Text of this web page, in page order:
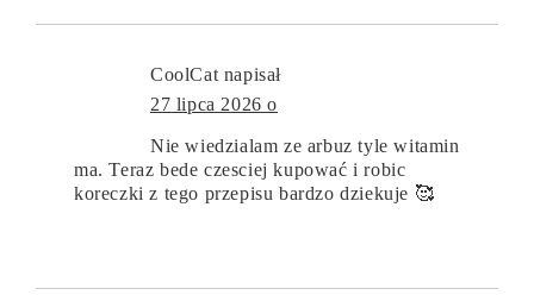
CoolCat napisał
27 lipca 2026 o
Nie wiedzialam ze arbuz tyle witamin
ma. Teraz bede czesciej kupować i robic
koreczki z tego przepisu bardzo dziekuje 🥰